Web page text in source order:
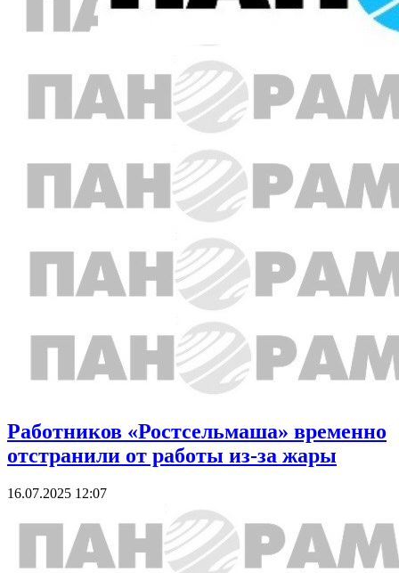
Работников «Ростсельмаша» временно
отстранили от работы из-за жары
16.07.2025 12:07